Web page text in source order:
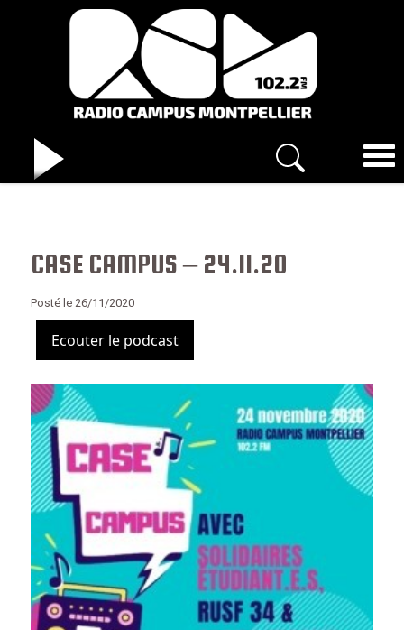
CASE CAMPUS – 24.11.20
Posté le 26/11/2020
Ecouter le podcast